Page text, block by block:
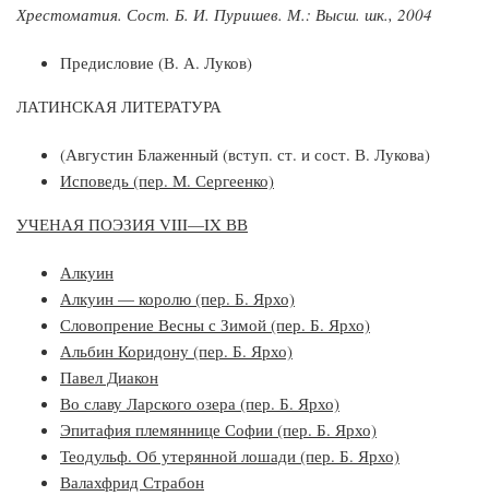
Хрестоматия. Сост. Б. И. Пуришев. М.: Высш. шк., 2004
Предисловие (В. А. Луков)
ЛАТИНСКАЯ ЛИТЕРАТУРА
(Августин Блаженный (вступ. ст. и сост. В. Лукова)
Исповедь (пер. М. Сергеенко)
УЧЕНАЯ ПОЭЗИЯ VIII—IX ВВ
Алкуин
Алкуин — королю (пер. Б. Ярхо)
Словопрение Весны с Зимой (пер. Б. Ярхо)
Альбин Коридону (пер. Б. Ярхо)
Павел Диакон
Во славу Ларского озера (пер. Б. Ярхо)
Эпитафия племяннице Софии (пер. Б. Ярхо)
Теодульф. Об утерянной лошади (пер. Б. Ярхо)
Валахфрид Страбон